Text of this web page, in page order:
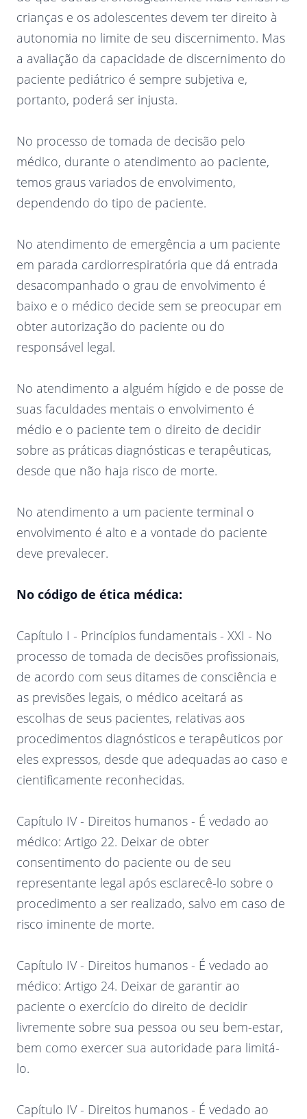
crianças e os adolescentes devem ter direito à
autonomia no limite de seu discernimento. Mas
a avaliação da capacidade de discernimento do
paciente pediátrico é sempre subjetiva e,
portanto, poderá ser injusta.
No processo de tomada de decisão pelo
médico, durante o atendimento ao paciente,
temos graus variados de envolvimento,
dependendo do tipo de paciente.
No atendimento de emergência a um paciente
em parada cardiorrespiratória que dá entrada
desacompanhado o grau de envolvimento é
baixo e o médico decide sem se preocupar em
obter autorização do paciente ou do
responsável legal.
No atendimento a alguém hígido e de posse de
suas faculdades mentais o envolvimento é
médio e o paciente tem o direito de decidir
sobre as práticas diagnósticas e terapêuticas,
desde que não haja risco de morte.
No atendimento a um paciente terminal o
envolvimento é alto e a vontade do paciente
deve prevalecer.
No código de ética médica:
Capítulo I - Princípios fundamentais - XXI - No
processo de tomada de decisões profissionais,
de acordo com seus ditames de consciência e
as previsões legais, o médico aceitará as
escolhas de seus pacientes, relativas aos
procedimentos diagnósticos e terapêuticos por
eles expressos, desde que adequadas ao caso e
cientificamente reconhecidas.
Capítulo IV - Direitos humanos - É vedado ao
médico: Artigo 22. Deixar de obter
consentimento do paciente ou de seu
representante legal após esclarecê-lo sobre o
procedimento a ser realizado, salvo em caso de
risco iminente de morte.
Capítulo IV - Direitos humanos - É vedado ao
médico: Artigo 24. Deixar de garantir ao
paciente o exercício do direito de decidir
livremente sobre sua pessoa ou seu bem-estar,
bem como exercer sua autoridade para limitá-
lo.
Capítulo IV - Direitos humanos - É vedado ao